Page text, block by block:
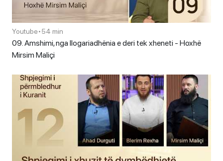
Youtube•54 min
09. Amshimi, nga llogariadhënia e deri tek xheneti - Hoxhë
Mirsim Maliçi